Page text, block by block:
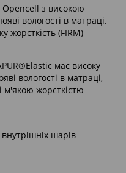
Opencell з високою
вологості в матраці.
жорсткість (FIRM)
має високу
вологості в матраці,
м'якою жорсткістю
шарів